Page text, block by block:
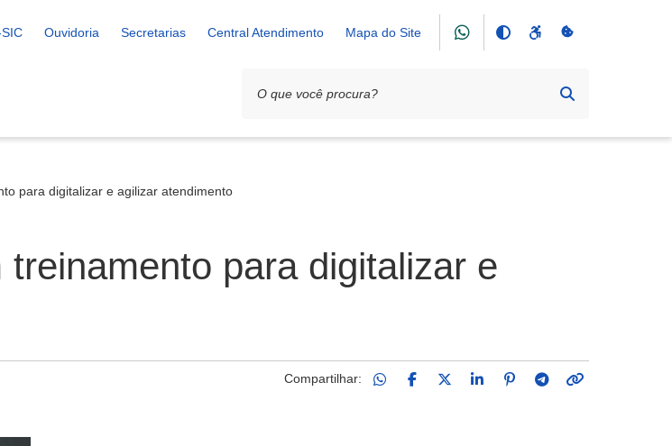
Ouvidoria Secretarias Central Atendimento Mapa do Site
para digitalizar e agilizar atendimento
para digitalizar e
Compartilhar: